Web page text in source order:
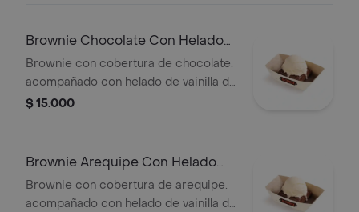
Brownie Chocolate Con Helado
Turbo
Brownie con cobertura de chocolate.
acompañado con helado de vainilla de
60 g.
$ 15.000
Brownie Arequipe Con Helado
Turbo
Brownie con cobertura de arequipe.
acompañado con helado de vainilla de